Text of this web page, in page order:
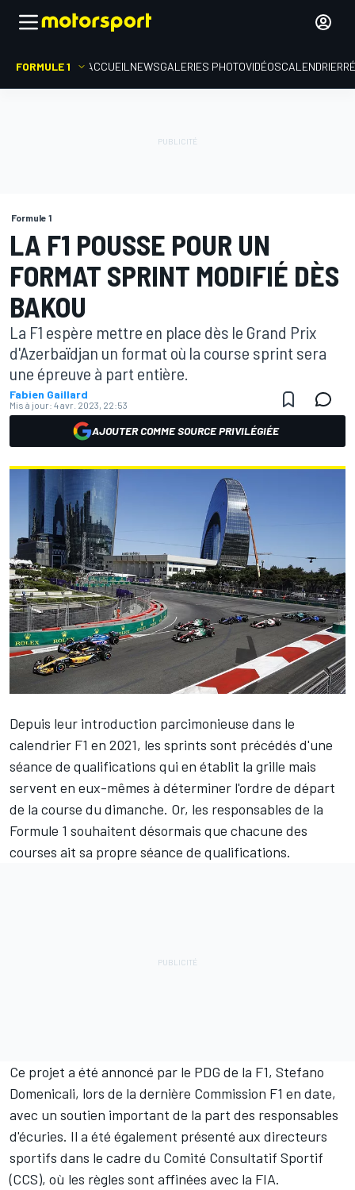
FORMULE 1 ACCUEIL NEWSGALERIES PHOTOVIDÉOSCALENDRIER
Formule 1
LA F1 POUSSE POUR UN
FORMAT SPRINT MODIFIÉ DÈS
BAKOU
La F1 espère mettre en place dès le Grand Prix
d'Azerbaïdjan un format où la course sprint sera
une épreuve à part entière.
Fabien Gaillard
Mis à jour: 4 avr. 2023, 22:53
AJOUTER COMME SOURCE PRIVILÉGIÉE
Depuis leur introduction parcimonieuse dans le
calendrier F1 en 2021, les sprints sont précédés d'une
séance de qualifications qui en établit la grille mais
servent en eux-mêmes à déterminer l'ordre de départ
de la course du dimanche. Or, les responsables de la
Formule 1 souhaitent désormais que chacune des
courses ait sa propre séance de qualifications.
Ce projet a été annoncé par le PDG de la F1, Stefano
Domenicali, lors de la dernière Commission F1 en date,
avec un soutien important de la part des responsables
d'écuries. Il a été également présenté aux directeurs
sportifs dans le cadre du Comité Consultatif Sportif
(CCS), où les règles sont affinées avec la FIA.